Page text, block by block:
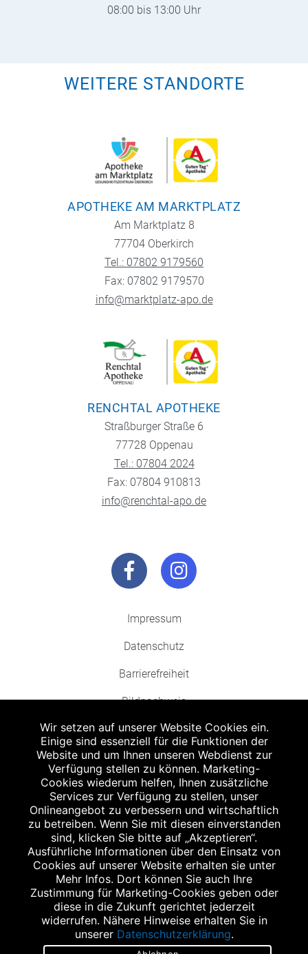
08:00 bis 13:00 Uhr
WEITERE STANDORTE
APOTHEKE AM MARKTPLATZ
Am Marktplatz 8
77704 Oberkirch
Tel.: 07802 9179560
Fax: 07802 9179570
info@marktplatz-apo.de
RENCHTAL APOTHEKE
Straßburger Straße 6
77728 Oppenau
Tel.: 07804 2024
Fax: 07804 910813
info@renchtal-apo.de
Impressum
Datenschutz
Barrierefreiheit
Bildnachweis
Abgabe in haushaltsüblichen Mengen, solange der Vorrat reicht. Für Druck-
und Satzfehler keine Haftung.
Zu Risiken und Nebenwirkungen lesen Sie die Packungsbeilage und fragen
Sie Ihren Arzt oder Apotheker.
Angabe nach der deutschen Arzneimitteltaxe Apothekenerstattungspreis
(AEP). Der AEP ist keine unverbindliche Preisempfehlung der Hersteller. Der
AEP ist ein von den Apotheken in Ansatz gebrachter Preis für rezeptfreie
Arzneimittel. Er entspricht in der Höhe dem für Apotheken verbindlichen
Abgabepreis, zu dem eine Apotheke in bestimmten Fällen (z.B. bei Kindern
unter 12 Jahren) das Produkt mit der gesetzlichen Krankenversicherung
abrechnet. Der AEP ist der allgemeine Erstattungspreis im Falle einer
Kostenübernahme durch die gesetzlichen Krankenkassen, vor Abzug eines
Zwangsrabattes (zur Zeit 5%) nach §130 Abs. 1 SGB V.
Unverbindliche Preisempfehlung des Herstellers (UVP).
Wir setzen auf unserer Website Cookies ein.
Einige sind essenziell für die Funktionen der
Website und um Ihnen unseren Webdienst zur
Verfügung stellen zu können. Marketing-
Cookies wiederum helfen, Ihnen zusätzliche
Services zur Verfügung zu stellen, unser
Onlineangebot zu verbessern und wirtschaftlich
zu betreiben. Wenn Sie mit diesen einverstanden
sind, klicken Sie bitte auf „Akzeptieren“.
Ausführliche Informationen über den Einsatz von
Cookies auf unserer Website erhalten sie unter
Mehr Infos. Dort können Sie auch Ihre
Zustimmung für Marketing-Cookies geben oder
diese in die Zukunft gerichtet jederzeit
widerrufen. Nähere Hinweise erhalten Sie in
unserer Datenschutzerklärung.